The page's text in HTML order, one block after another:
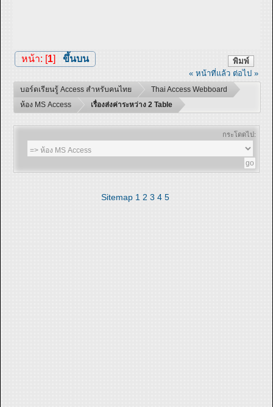
พิมพ์
หน้า: [1] ขึ้นบน
« หน้าที่แล้ว ต่อไป »
บอร์ดเรียนรู้ Access สำหรับคนไทย
Thai Access Webboard
ห้อง MS Access
เรื่องส่งค่าระหว่าง 2 Table
กระโดดไป:
Sitemap 1 2 3 4 5